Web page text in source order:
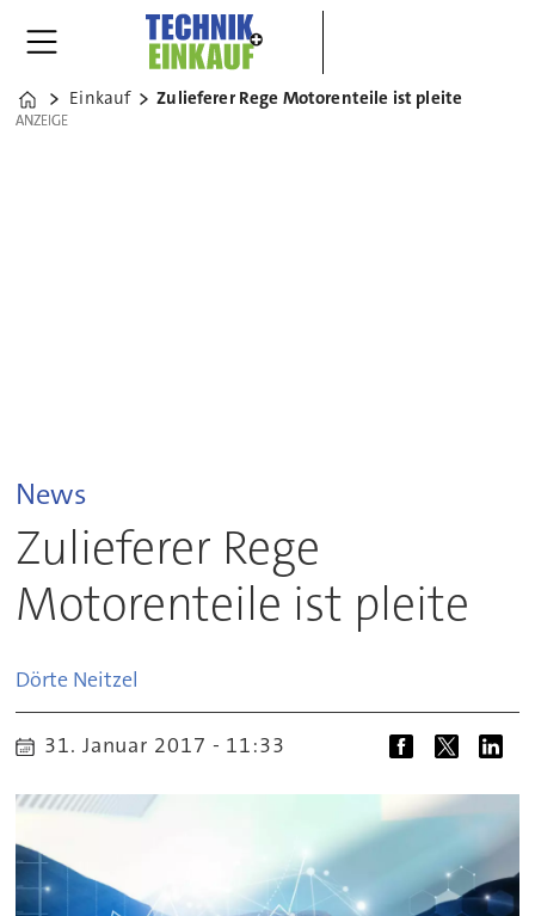
Home
Einkauf Zulieferer Rege Motorenteile ist pleite
ANZEIGE
ANZEIGE
News
Zulieferer Rege
Motorenteile ist pleite
Dörte Neitzel
31. Januar 2017 - 11:33